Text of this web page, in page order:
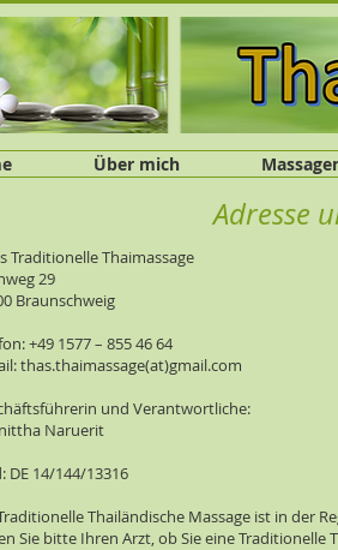
Über mich
Adresse
Traditionelle Thaimassage
29
Braunschweig
+49 1577 – 855 46 64
thas.thaimassage(at)gmail.com
und Verantwortliche:
Naruerit
DE 14/144/13316
Thailändische Massage ist in der
Sie bitte Ihren Arzt, ob Sie eine